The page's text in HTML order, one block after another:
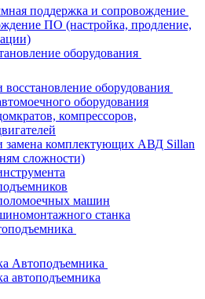
поддержка и сопровождение
ПО (настройка, продление,
оборудования
восстановление оборудования
оборудования
компрессоров,
замена комплектующих АВД Sillan
сложности)
машин
станка
Автоподъемника
автоподъемника